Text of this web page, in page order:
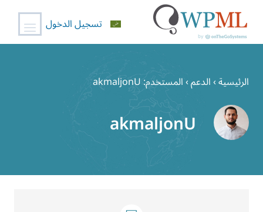
المحتوى
تسجيل الدخول
الرئيسية›الدعم›المستخدم: akmaljonU
akmaljonU